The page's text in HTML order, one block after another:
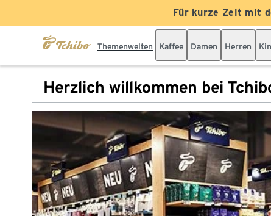
Für kurze Zeit mit
Themenwelten Kaffee Damen Herren
Herzlich willkommen bei